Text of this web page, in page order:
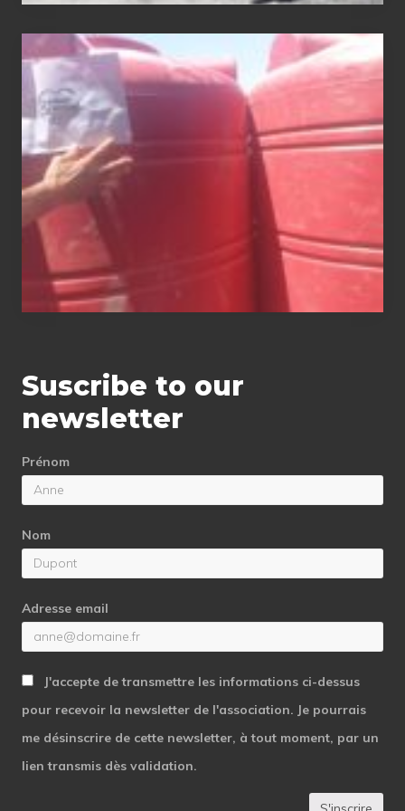
Distribution
of
water tanks
Suscribe to our
newsletter
Prénom
Nom
Adresse email
J'accepte de transmettre les informations ci-dessus
pour recevoir la newsletter de l'association. Je pourrais
me désinscrire de cette newsletter, à tout moment, par un
lien transmis dès validation.